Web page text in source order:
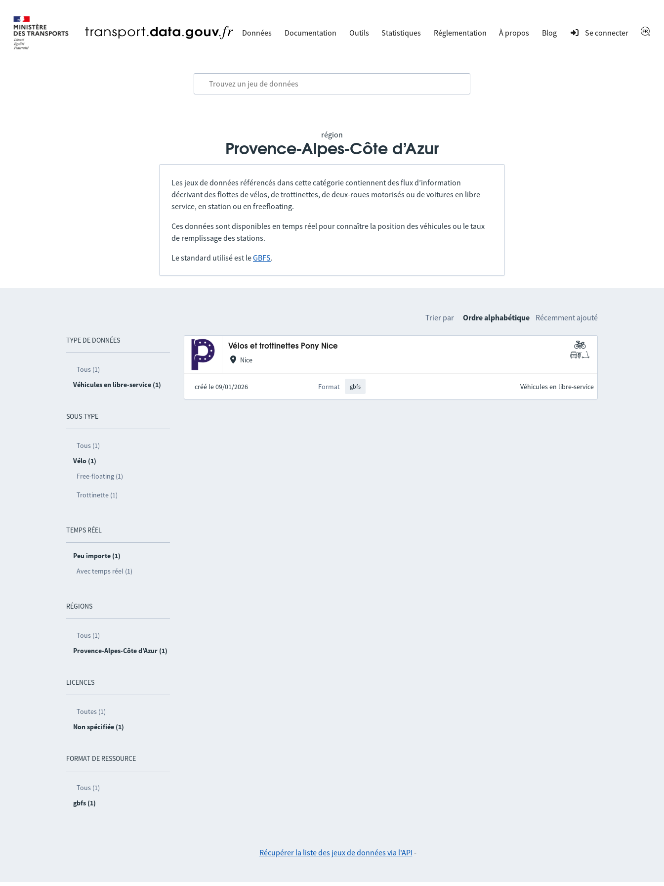
Données Documentation Outils Statistiques Réglementation À propos Blog Se connecter
région
Provence-Alpes-Côte d’Azur
Les jeux de données référencés dans cette catégorie contiennent des flux d’information
décrivant des flottes de vélos, de trottinettes, de deux-roues motorisés ou de voitures en libre
service, en station ou en freefloating.
Ces données sont disponibles en temps réel pour connaître la position des véhicules ou le taux
de remplissage des stations.
Le standard utilisé est leGBFS.
TYPE DE DONNÉES
Tous (1)
Véhicules en libre-service (1)
SOUS-TYPE
Tous (1)
Vélo (1)
Free-floating (1)
Trottinette (1)
TEMPS RÉEL
Peu importe (1)
Avec temps réel (1)
RÉGIONS
Tous (1)
Provence-Alpes-Côte d’Azur (1)
LICENCES
Toutes (1)
Non spécifiée (1)
FORMAT DE RESSOURCE
Tous (1)
gbfs (1)
Trier par Ordre alphabétique Récemment ajouté
Vélos et trottinettes Pony Nice
Nice
créé le 09/01/2026 Format gbfs Véhicules en libre-service
Récupérer la liste des jeux de données via l'API -